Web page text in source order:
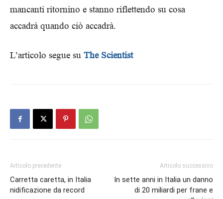
mancanti ritornino e stanno riflettendo su cosa
accadrà quando ciò accadrà.
L’articolo segue su The Scientist
Articolo precedente
Carretta caretta, in Italia
nidificazione da record
Articolo successivo
In sette anni in Italia un danno
di 20 miliardi per frane e